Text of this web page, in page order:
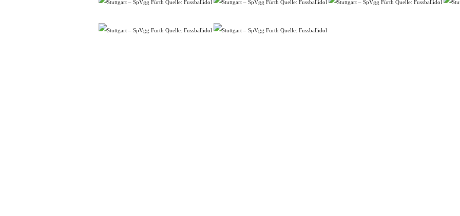
Quelle: Fussballidol Quelle: Fussballidol Quelle: Fussballidol
Quelle: Fussballidol Quelle: Fussballidol